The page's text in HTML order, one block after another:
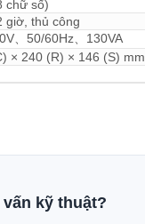
chữ số)
giờ, thủ công
、50/60Hz、130VA
× 240 (R) × 146 (S) mm
kỹ thuật?